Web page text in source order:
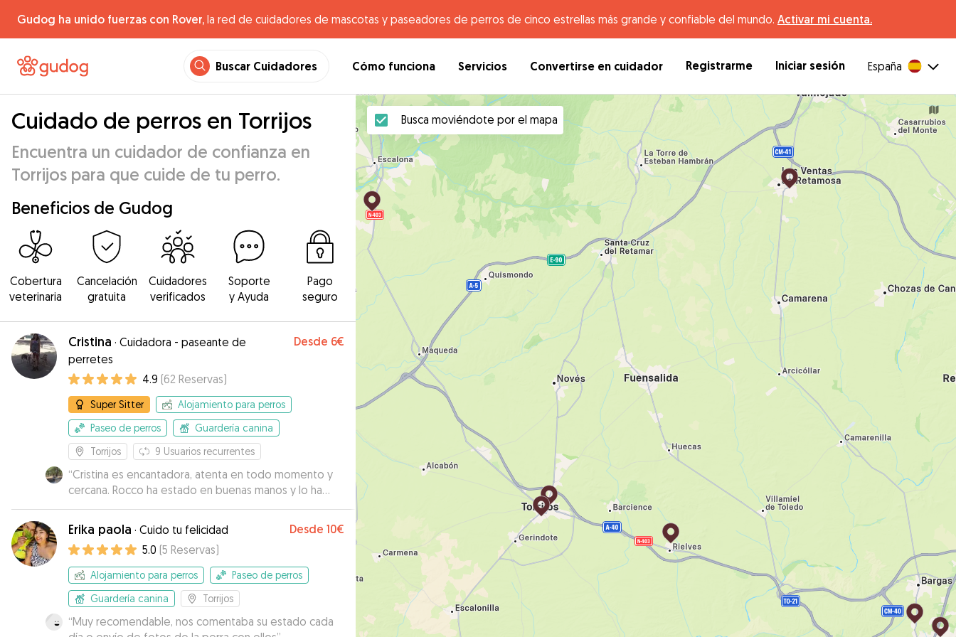
Gudog ha unido fuerzas con Rover, la red de cuidadores de mascotas y paseadores de perros de cinco estrellas más grande y confiable del mundo. Activar mi cuenta.
Buscar Cuidadores Cómo funciona Servicios Convertirse en cuidador Registrarme Iniciar sesión España
Cuidado de perros en Torrijos
Encuentra un cuidador de confianza en
Torrijos para que cuide de tu perro.
Beneficios de Gudog
Cobertura
veterinaria
Cancelación
gratuita
Cuidadores
verificados
Soporte
y Ayuda
Pago
seguro
Cristina · Cuidadora - paseante de
perretes
Desde 6€
4.9 (62 Reservas)
Super Sitter
Alojamiento para perros
Paseo de perros
Guardería canina
Torrijos
9 Usuarios recurrentes
“Cristina es encantadora, atenta en todo momento y
cercana. Rocco ha estado en buenas manos y lo ha
tratado genial.”
Erika paola · Cuido tu felicidad Desde 10€
5.0 (5 Reservas)
Alojamiento para perros
Paseo de perros
Guardería canina
Torrijos
“Muy recomendable, nos comentaba su estado cada
Busca moviéndote por el mapa